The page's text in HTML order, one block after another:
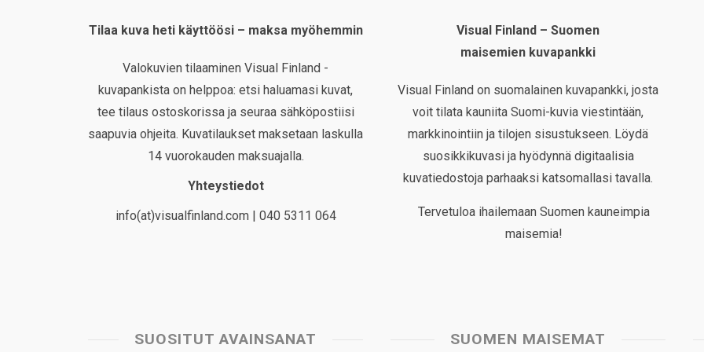
Tilaa kuva heti käyttöösi – maksa myöhemmin
Valokuvien tilaaminen Visual Finland -
kuvapankista on helppoa: etsi haluamasi kuvat,
tee tilaus ostoskorissa ja seuraa sähköpostiisi
saapuvia ohjeita. Kuvatilaukset maksetaan laskulla
14 vuorokauden maksuajalla.
Yhteystiedot
info(at)visualfinland.com | 040 5311 064
Visual Finland – Suomen
maisemien kuvapankki
Visual Finland on suomalainen kuvapankki, josta
voit tilata kauniita Suomi-kuvia viestintään,
markkinointiin ja tilojen sisustukseen. Löydä
suosikkikuvasi ja hyödynnä digitaalisia
kuvatiedostoja parhaaksi katsomallasi tavalla.
Tervetuloa ihailemaan Suomen kauneimpia
maisemia!
SUOSITUT AVAINSANAT SUOMEN MAISEMAT